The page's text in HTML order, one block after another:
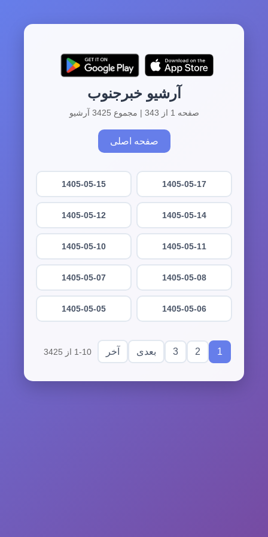
آرشیو خبرجنوب
صفحه 1 از 343 | مجموع 3425 آرشیو
صفحه اصلی
1405-05-17
1405-05-15
1405-05-14
1405-05-12
1405-05-11
1405-05-10
1405-05-08
1405-05-07
1405-05-06
1405-05-05
1
2
3 بعدی آخر 1-10 از 3425